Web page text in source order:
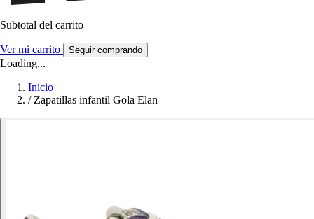
Subtotal del carrito
Ver mi carrito Seguir comprando
Loading...
Inicio
/ Zapatillas infantil Gola Elan